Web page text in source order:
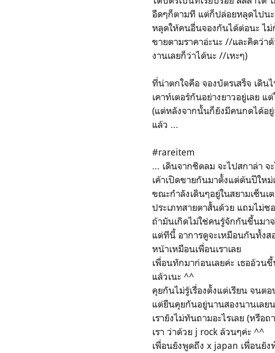
อืดๆก็ตามที แต่ก็ปล่อยหลุดไปน
หลุดให้คนอื่นจองกันได้ต่อนะ ไ
ขายตามราคาอ่ะนะ //และคิดว่า
งานเลยก็ว่าได้นะ //เหะๆ)
ที่น่าตกใจคือ จองบัตรเสร็จ เดิ
เคาท์เตอร์กันอย่างยาวอยู่เลย
(แต่หลังจากนั้นก็ยังมีคนกดได้อยู่
แล้ว ...
#rareitem
... เดินจากชิดลม จะไปสกาล่า
เค้าเปิดขายกันมาตั้งแต่ต้นปีให
ขณะกำลังเดินๆอยู่ในสยามเซ็น
ประเภทสายตาสั้นด้วย แถมไม่ช
ถ้ามันเกิดไม่ใช่คนรู้จักกันขึ้นมาจ
แต่ทีนี้ อาการดูจะเหมือนกันทั้ง
หน้าเหมือนเพื่อนเราเลย
เพื่อนทักมาก่อนเลยค่ะ เธออ้วน
แล้วเนะ ^^
คุยกันไม่รู้เรื่องตั้งแต่เรียน จนตอ
แต่ยืนคุยกันอยู่นานสองนานเลย
เรายังไม่ทันถามอะไรเลย (หรื
เรา ว่าด้วย j rock ล้วนๆค่ะ ^^
เพื่อนยังพูดถึง x japan เพื่อนยัง